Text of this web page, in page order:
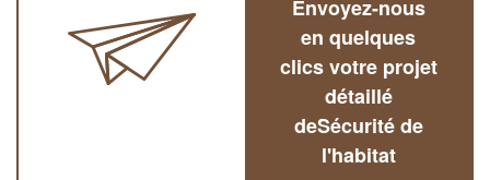
Envoyez-nous
en quelques
clics votre projet
détaillé
deSécurité de
l'habitat